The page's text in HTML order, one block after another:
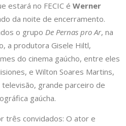
estará no FECIC é Werner
da noite de encerramento.
o grupo De Pernas pro Ar, na
a produtora Gisele Hiltl,
do cinema gaúcho, entre eles
e Wilton Soares Martins,
televisão, grande parceiro de
gaúcha.
três convidados: O ator e